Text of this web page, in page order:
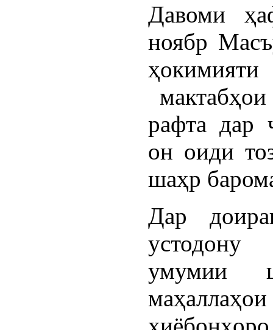
Давоми
ноябр
рафта дар
он оиди
шаҳр
Дар
умумии